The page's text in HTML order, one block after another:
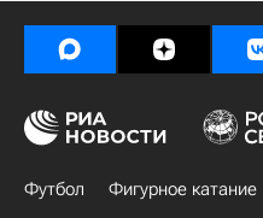
Футбол Фигурное катание